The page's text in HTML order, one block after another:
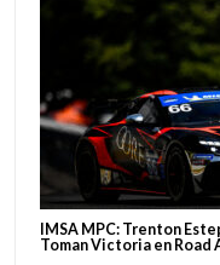
IMSA MPC: Trenton
Toman Victoria en Road